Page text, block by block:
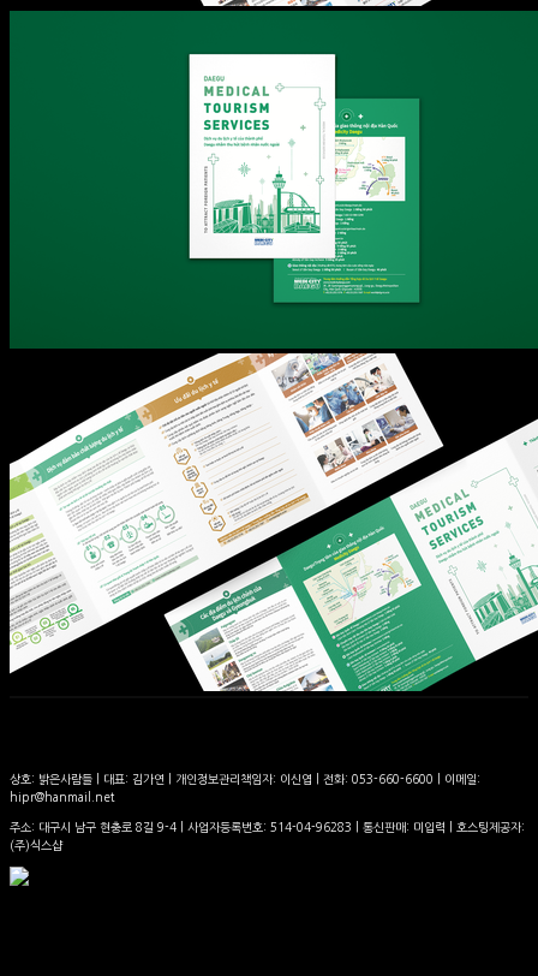
상호: 밝은사람들 | 대표: 김가연 | 개인정보관리책임자: 이신엽 | 전화: 053-660-6600 | 이메일:
hipr@hanmail.net
주소: 대구시 남구 현충로 8길 9-4 | 사업자등록번호: 514-04-96283 | 통신판매: 미입력 | 호스팅제공자:
(주)식스샵